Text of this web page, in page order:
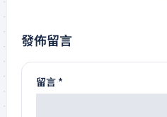
發佈留言
留言 *